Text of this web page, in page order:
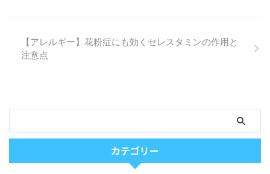
【アレルギー】花粉症にも効くセレスタミンの作用と
注意点
カテゴリー